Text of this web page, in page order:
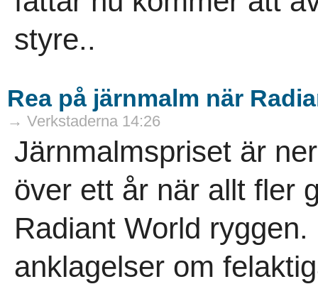
styre..
Rea på järnmalm när
→ Verkstaderna 14:26
Järnmalmspriset är
över ett år när allt fler
Radiant World
anklagelser om